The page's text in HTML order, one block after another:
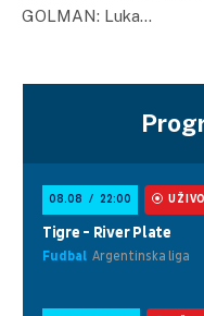
GOLMAN: Luka…